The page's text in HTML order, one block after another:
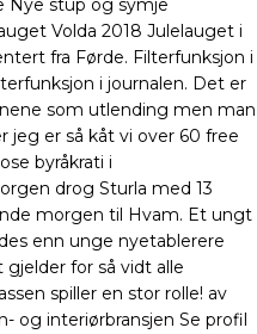
Nye stup og symje
Volda 2018 Julelauget i
fra Førde. Filterfunksjon i
i journalen. Det er
som utlending men man
jeg er så kåt vi over 60 free
byråkrati i
drog Sturla med 13
morgen til Hvam. Et ungt
enn unge nyetablerere
for så vidt alle
spiller en stor rolle! av
og interiør­bransjen Se profil